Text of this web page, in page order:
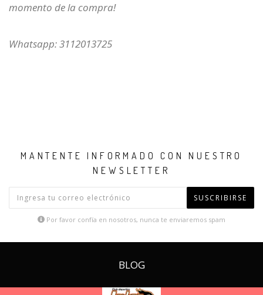
momento de la compra!
Whatsapp: 3112013725
MANTENTE INFORMADO CON NUESTRO
NEWSLETTER
SUSCRIBIRSE
Por favor confía en nosotros, nunca te enviaremos spam
BLOG